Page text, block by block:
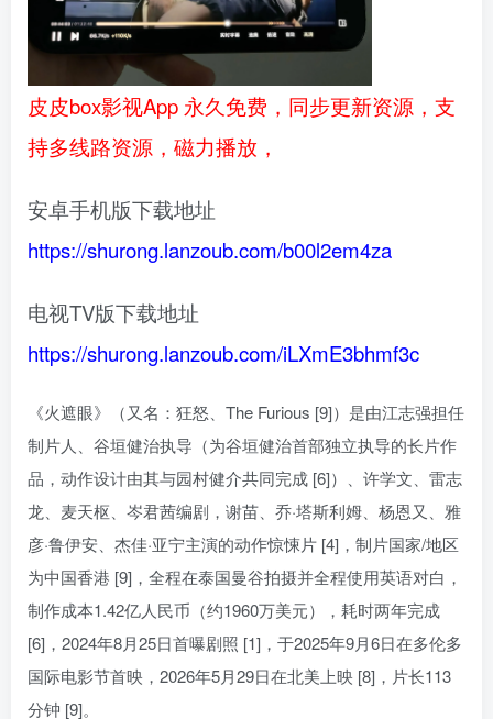
皮皮box影视App 永久免费，同步更新资源，支
持多线路资源，磁力播放，
安卓手机版下载地址
https://shurong.lanzoub.com/b00l2em4za
电视TV版下载地址
https://shurong.lanzoub.com/iLXmE3bhmf3c
《火遮眼》（又名：狂怒、The Furious [9]）是由江志强担任
制片人、谷垣健治执导（为谷垣健治首部独立执导的长片作
品，动作设计由其与园村健介共同完成 [6]）、许学文、雷志
龙、麦天枢、岑君茜编剧，谢苗、乔·塔斯利姆、杨恩又、雅
彦·鲁伊安、杰佳·亚宁主演的动作惊悚片 [4]，制片国家/地区
为中国香港 [9]，全程在泰国曼谷拍摄并全程使用英语对白，
制作成本1.42亿人民币（约1960万美元），耗时两年完成
[6]，2024年8月25日首曝剧照 [1]，于2025年9月6日在多伦多
国际电影节首映，2026年5月29日在北美上映 [8]，片长113
分钟 [9]。